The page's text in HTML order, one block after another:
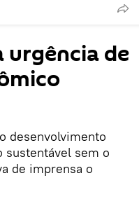
urgência de
desenvolvimento
sustentável sem o
de imprensa o